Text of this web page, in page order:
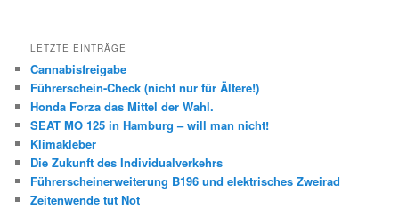
LETZTE EINTRÄGE
Cannabisfreigabe
Führerschein-Check (nicht nur für Ältere!)
Honda Forza das Mittel der Wahl.
SEAT MO 125 in Hamburg – will man nicht!
Klimakleber
Die Zukunft des Individualverkehrs
Führerscheinerweiterung B196 und elektrisches Zweirad
Zeitenwende tut Not